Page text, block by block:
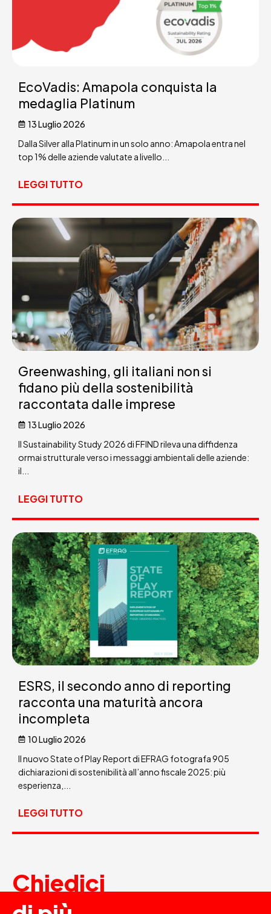
EcoVadis: Amapola conquista la
medaglia Platinum
13 Luglio 2026
Dalla Silver alla Platinum in un solo anno: Amapola entra nel
top 1% delle aziende valutate a livello...
LEGGI TUTTO
Greenwashing, gli italiani non si
fidano più della sostenibilità
raccontata dalle imprese
13 Luglio 2026
Il Sustainability Study 2026 di FFIND rileva una diffidenza
ormai strutturale verso i messaggi ambientali delle aziende:
il...
LEGGI TUTTO
ESRS, il secondo anno di reporting
racconta una maturità ancora
incompleta
10 Luglio 2026
Il nuovo State of Play Report di EFRAG fotografa 905
dichiarazioni di sostenibilità all’anno fiscale 2025: più
esperienza,...
LEGGI TUTTO
Chiedici